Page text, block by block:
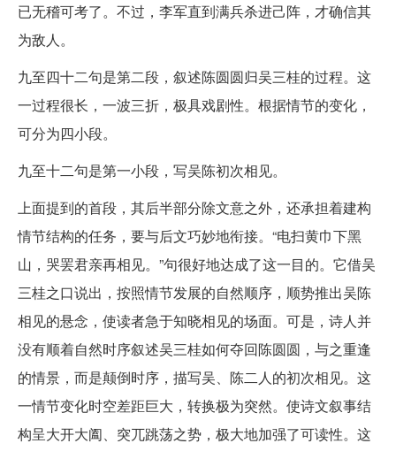
已无稽可考了。不过，李军直到满兵杀进己阵，才确信其
为敌人。
九至四十二句是第二段，叙述陈圆圆归吴三桂的过程。这
一过程很长，一波三折，极具戏剧性。根据情节的变化，
可分为四小段。
九至十二句是第一小段，写吴陈初次相见。
上面提到的首段，其后半部分除文意之外，还承担着建构
情节结构的任务，要与后文巧妙地衔接。“电扫黄巾下黑
山，哭罢君亲再相见。”句很好地达成了这一目的。它借吴
三桂之口说出，按照情节发展的自然顺序，顺势推出吴陈
相见的悬念，使读者急于知晓相见的场面。可是，诗人并
没有顺着自然时序叙述吴三桂如何夺回陈圆圆，与之重逢
的情景，而是颠倒时序，描写吴、陈二人的初次相见。这
一情节变化时空差距巨大，转换极为突然。使诗文叙事结
构呈大开大阖、突兀跳荡之势，极大地加强了可读性。这